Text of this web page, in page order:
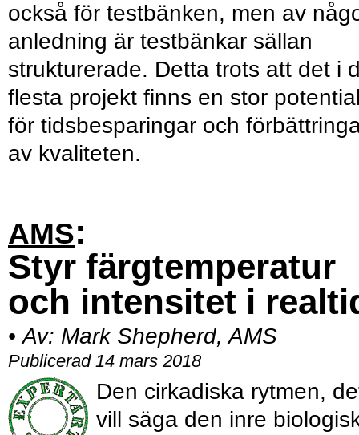
också för testbänken, men av
anledning är testbänkar sällan
strukturerade. Detta trots att det i
flesta projekt finns en stor
för tidsbesparingar och
av kvaliteten.
AMS:
Styr färgtemperatur
och intensitet i
• Av: Mark Shepherd, AMS
Publicerad 14 mars 2018
Den cirkadiska rytmen,
vill säga den inre